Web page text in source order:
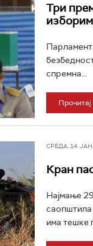
Три
спремна...
Прочитај
СРЕДА, 14. ЈАН
Кран
Најмање
саопштила
има тешке